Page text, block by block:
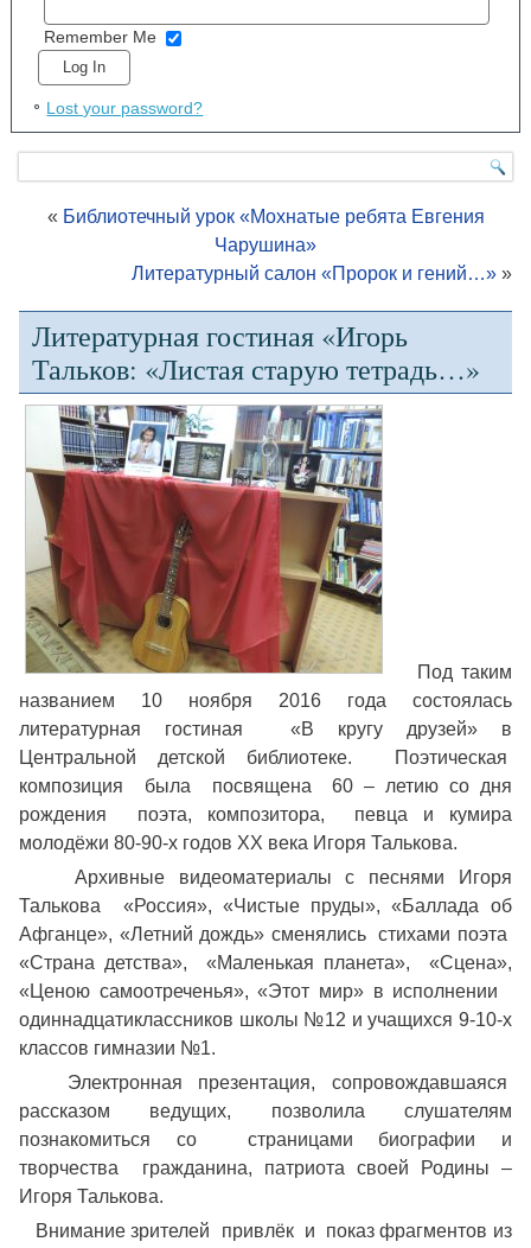
Remember Me
Lost your password?
« Библиотечный урок «Мохнатые ребята Евгения
Чарушина»
Литературный салон «Пророк и гений…»»
Литературная гостиная «Игорь
Тальков: «Листая старую тетрадь…»
Под таким
названием 10 ноября 2016 года состоялась
литературная гостиная «В кругу друзей» в
Центральной детской библиотеке. Поэтическая
композиция была посвящена 60 – летию со дня
рождения поэта, композитора, певца и кумира
молодёжи 80-90-х годов ХХ века Игоря Талькова.
Архивные видеоматериалы с песнями Игоря
Талькова «Россия», «Чистые пруды», «Баллада об
Афганце», «Летний дождь» сменялись стихами поэта
«Страна детства», «Маленькая планета», «Сцена»,
«Ценою самоотреченья», «Этот мир» в исполнении
одиннадцатиклассников школы №12 и учащихся 9-10-х
классов гимназии №1.
Электронная презентация, сопровождавшаяся
рассказом ведущих, позволила слушателям
познакомиться со страницами биографии и
творчества гражданина, патриота своей Родины –
Игоря Талькова.
Внимание зрителей привлёк и показ фрагментов из